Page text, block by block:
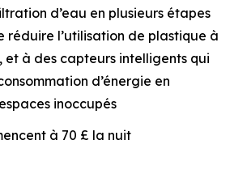
d’eau en plusieurs étapes
réduire l’utilisation de plastique à
et à des capteurs intelligents qui
d’énergie en
inoccupés
à 70 £ la nuit